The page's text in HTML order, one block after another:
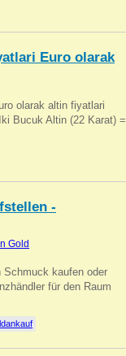
Euro olarak
olarak altin fiyatlari
Bucuk Altin (22 Karat) =
-
Gold
Schmuck kaufen oder
für den Raum